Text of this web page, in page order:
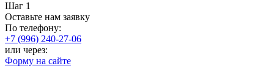
Шаг 1
Оставьте нам заявку
По телефону:
+7 (996) 240-27-06
или через:
Форму на сайте